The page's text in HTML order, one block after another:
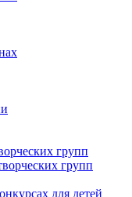
групп
групп
для детей